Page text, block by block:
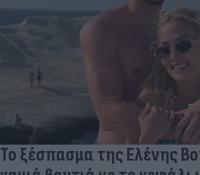
Το ξέσπασμα της Ελένης